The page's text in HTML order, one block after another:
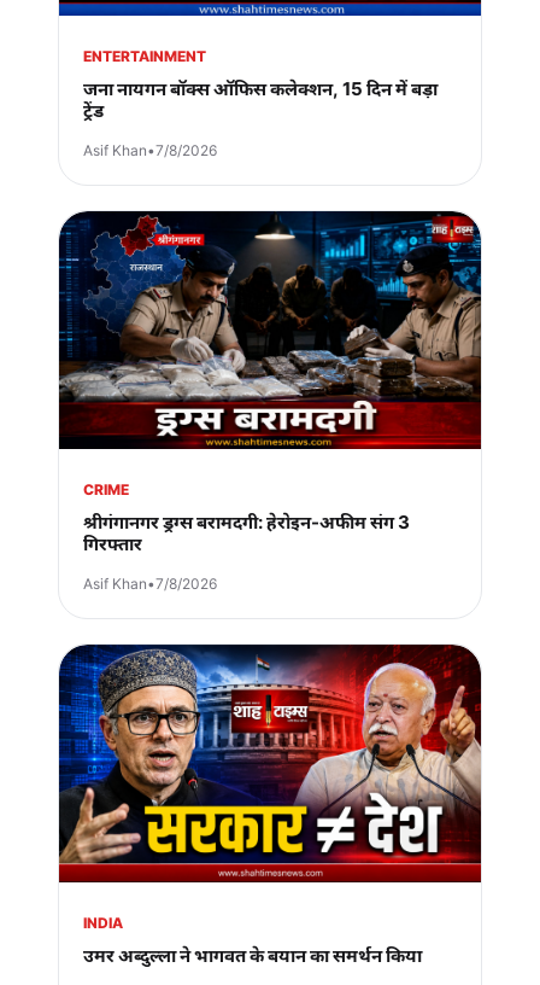
ENTERTAINMENT
जना नायगन बॉक्स ऑफिस कलेक्शन, 15 दिन में बड़ा
ट्रेंड
Asif Khan•7/8/2026
CRIME
श्रीगंगानगर ड्रग्स बरामदगी: हेरोइन-अफीम संग 3
गिरफ्तार
Asif Khan•7/8/2026
INDIA
उमर अब्दुल्ला ने भागवत के बयान का समर्थन किया